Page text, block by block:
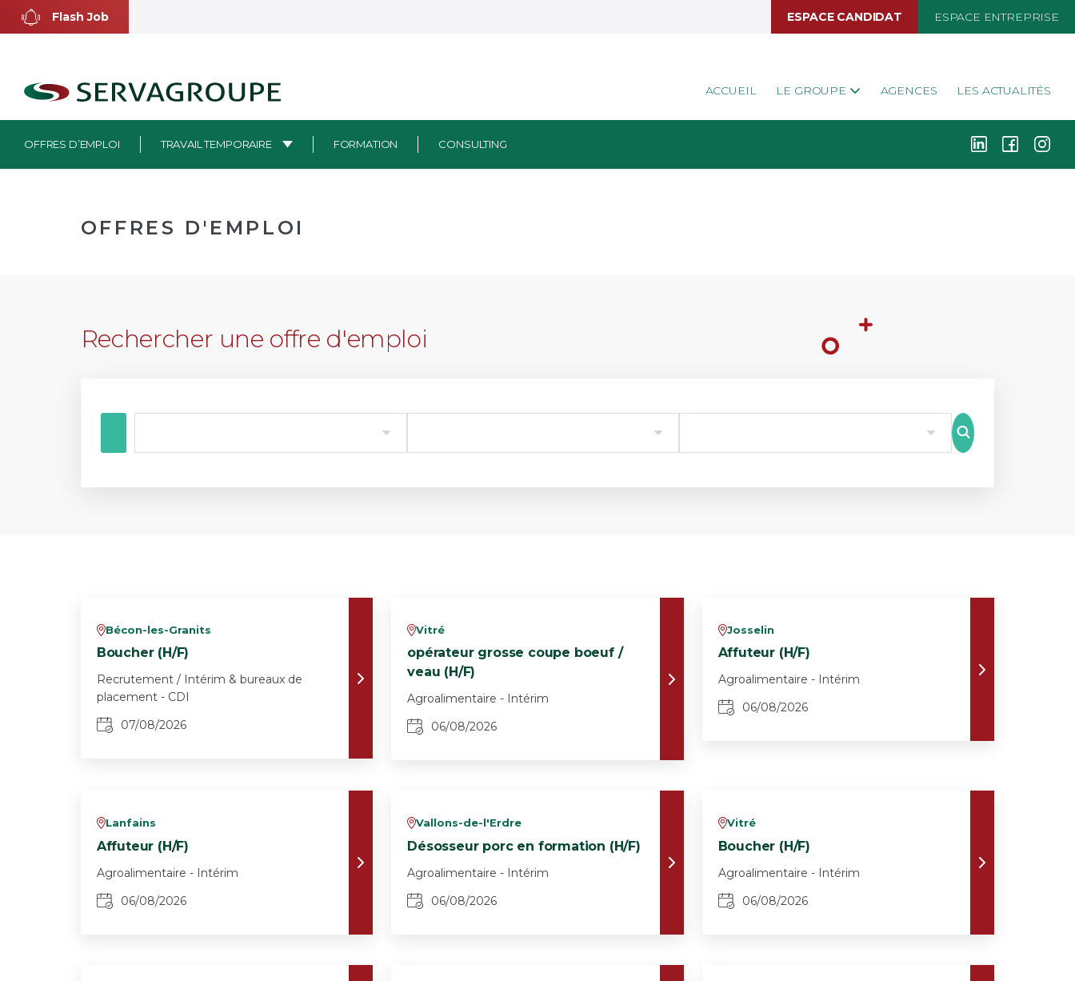
Aller
Flash Job ESPACE CANDIDAT ESPACE ENTREPRISE
ACCUEIL LE GROUPE AGENCES LES ACTUALITÉS
OFFRES D’EMPLOI TRAVAIL TEMPORAIRE FORMATION CONSULTING k i j
OFFRES D'EMPLOI
Rechercher une offre d'emploi
8
vBécon-les-Granits
Boucher (H/F)
Recrutement / Intérim & bureaux de
placement - CDI
07/08/2026
vVitré
opérateur grosse coupe boeuf /
veau (H/F)
Agroalimentaire - Intérim
06/08/2026
vJosselin
Affuteur (H/F)
Agroalimentaire - Intérim
06/08/2026
vLanfains
Affuteur (H/F)
Agroalimentaire - Intérim
06/08/2026
vVallons-de-l'Erdre
Désosseur porc en formation (H/F)
Agroalimentaire - Intérim
06/08/2026
vVitré
Boucher (H/F)
Agroalimentaire - Intérim
06/08/2026